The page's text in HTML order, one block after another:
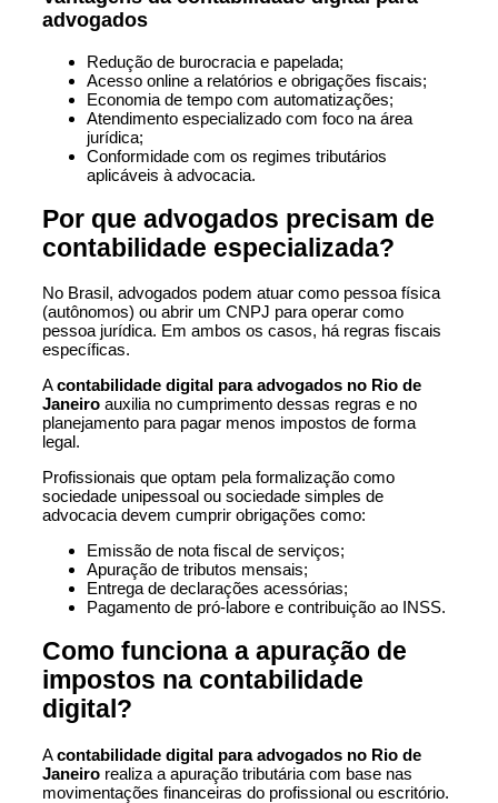
advogados
Redução de burocracia e papelada;
Acesso online a relatórios e obrigações fiscais;
Economia de tempo com automatizações;
Atendimento especializado com foco na área
jurídica;
Conformidade com os regimes tributários
aplicáveis à advocacia.
Por que advogados precisam de
contabilidade especializada?
No Brasil, advogados podem atuar como pessoa física
(autônomos) ou abrir um CNPJ para operar como
pessoa jurídica. Em ambos os casos, há regras fiscais
específicas.
Acontabilidade digital para advogados no Rio de
Janeiro auxilia no cumprimento dessas regras e no
planejamento para pagar menos impostos de forma
legal.
Profissionais que optam pela formalização como
sociedade unipessoal ou sociedade simples de
advocacia devem cumprir obrigações como:
Emissão de nota fiscal de serviços;
Apuração de tributos mensais;
Entrega de declarações acessórias;
Pagamento de pró-labore e contribuição ao INSS.
Como funciona a apuração de
impostos na contabilidade
digital?
Acontabilidade digital para advogados no Rio de
Janeiro realiza a apuração tributária com base nas
movimentações financeiras do profissional ou escritório.